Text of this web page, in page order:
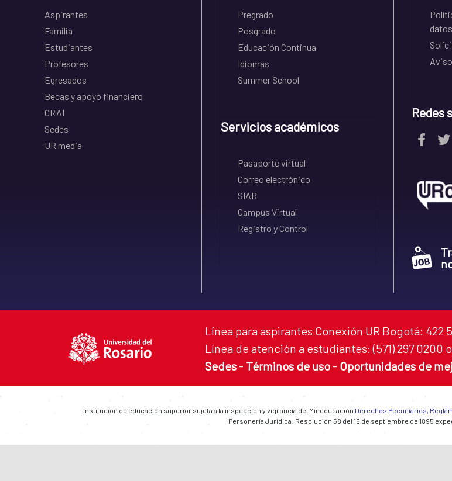
Aspirantes
Familia
Estudiantes
Profesores
Egresados
Becas y apoyo financiero
CRAI
Sedes
UR media
Pregrado
Posgrado
Educación Continua
Idiomas
Summer School
Servicios académicos
Pasaporte virtual
Correo electrónico
SIAR
Campus Virtual
Registro y Control
Redes
Línea para aspirantes Conexión UR Bogotá: 422
Línea de atención a estudiantes: (571) 297 0200
Sedes - Términos de uso - Oportunidades de
Institución de educación superior sujeta a la inspección y vigilancia del Mineducación Derechos Pecuniarios,
Personería Jurídica: Resolución 58 del 16 de septiembre de 1895